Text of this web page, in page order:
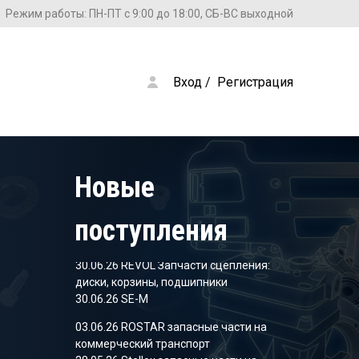
Режим работы: ПН-ПТ с 9:00 до 18:00, СБ-ВС выходной
Вход / Регистрация
Новые
поступления
09.04.26 SHEFT Колодки тормозные
05.03.26 SHEFT Колодки тормозные
09.12.25 Stellox запасные части на
коммерческий транспорт
18.11.25 Stellox запасные части на
коммерческий транспорт
30.06.26 REVOL Запчасти сцепления:
диски, корзины, подшипники
30.06.26 SE-M
03.06.26 ROSTAR запасные части на
коммерческий транспорт